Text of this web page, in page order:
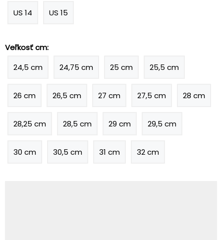
US 14 US 15
Veľkosť cm:
24,5 cm
24,75 cm 25 cm 25,5 cm
26 cm 26,5 cm 27 cm 27,5 cm 28 cm
28,25 cm 28,5 cm 29 cm 29,5 cm
30 cm 30,5 cm 31 cm 32 cm